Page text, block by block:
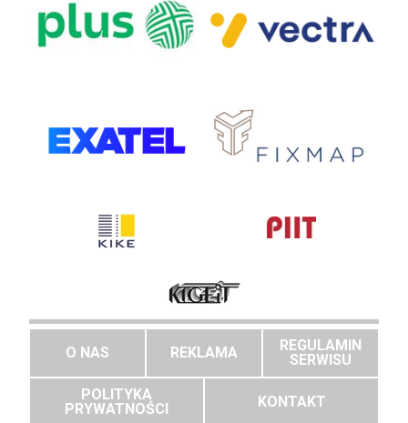
O NAS REKLAMA
REGULAMIN
SERWISU
POLITYKA
PRYWATNOŚCI
KONTAKT